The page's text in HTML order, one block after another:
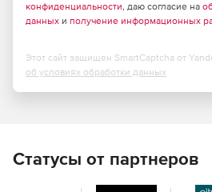
конфиденциальности, даю согласие на
данных и получение информационных
Этот сайт защищен SmartCaptcha от
об условиях обработки данных
Статусы от партнеров